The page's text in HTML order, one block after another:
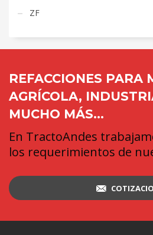
ZF
REFACCIONES PARA
AGRÍCOLA,
MUCHO MÁS...
En TractoAndes
los requerimientos de